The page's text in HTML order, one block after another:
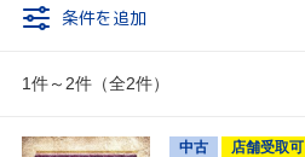
条件を追加
1件～2件（全2件）
中古
店舗受取可